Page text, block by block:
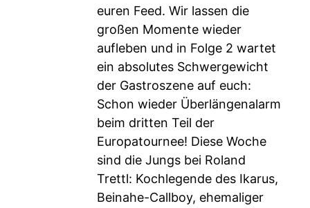
euren Feed. Wir lassen die
großen Momente wieder
aufleben und in Folge 2 wartet
ein absolutes Schwergewicht
der Gastroszene auf euch:
Schon wieder Überlängenalarm
beim dritten Teil der
Europatournee! Diese Woche
sind die Jungs bei Roland
Trettl: Kochlegende des Ikarus,
Beinahe-Callboy, ehemaliger